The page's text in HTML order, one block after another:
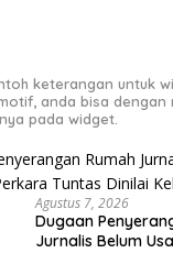
keterangan untuk
anda bisa dengan
pada widget.
Agustus 7, 2026
Dugaan
Jurnalis Belum